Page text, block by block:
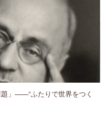
」——“ふたりで世界をつく